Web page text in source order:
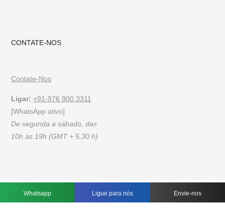
CONTATE-NOS
Contate-Nos
Ligar: +91-976 900 3311
[WhatsApp ativo]
De segunda a sábado, das
10h às 19h (GMT + 5,30 h)
Política de Privacidade
Whatsapp Ligue para nós Envie-nos